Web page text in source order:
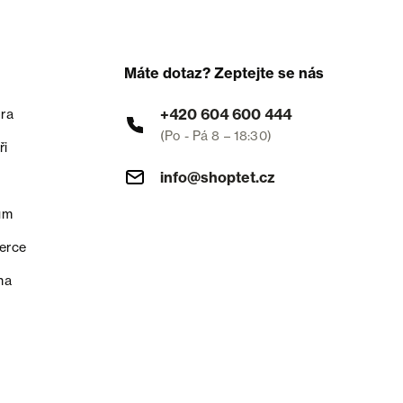
Máte dotaz? Zeptejte se nás
+420 604 600 444
(Po - Pá 8 – 18:30)
info@shoptet.cz